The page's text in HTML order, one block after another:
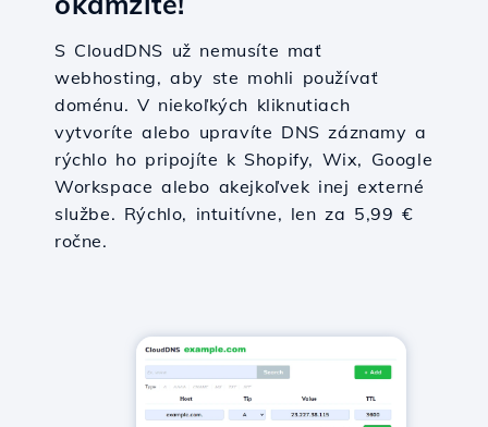
S CloudDNS už nemusíte mať
webhosting, aby ste mohli používať
doménu. V niekoľkých kliknutiach
vytvoríte alebo upravíte DNS záznamy a
rýchlo ho pripojíte k Shopify, Wix, Google
Workspace alebo akejkoľvek inej externé
službe. Rýchlo, intuitívne, len za 5,99 €
ročne.